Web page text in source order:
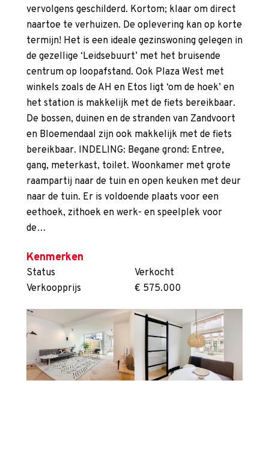
vervolgens geschilderd. Kortom; klaar om direct
naartoe te verhuizen. De oplevering kan op korte
termijn! Het is een ideale gezinswoning gelegen in
de gezellige ‘Leidsebuurt’ met het bruisende
centrum op loopafstand. Ook Plaza West met
winkels zoals de AH en Etos ligt ‘om de hoek’ en
het station is makkelijk met de fiets bereikbaar.
De bossen, duinen en de stranden van Zandvoort
en Bloemendaal zijn ook makkelijk met de fiets
bereikbaar. INDELING: Begane grond: Entree,
gang, meterkast, toilet. Woonkamer met grote
raampartij naar de tuin en open keuken met deur
naar de tuin. Er is voldoende plaats voor een
eethoek, zithoek en werk- en speelplek voor
de…
Kenmerken
Status
Verkocht
Verkoopprijs
€ 575.000